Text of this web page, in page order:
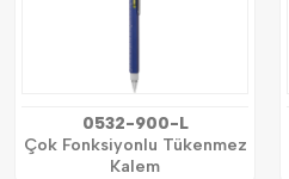
0532-900-L
Çok Fonksiyonlu Tükenmez
Kalem